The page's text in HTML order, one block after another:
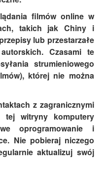
filmów online w
takich jak Chiny i
lub przestarzałe
Czasami te
strumieniowego
której nie można
z zagranicznymi
tej witryny komputery
oprogramowanie i
Nie pobieraj niczego
aktualizuj swój